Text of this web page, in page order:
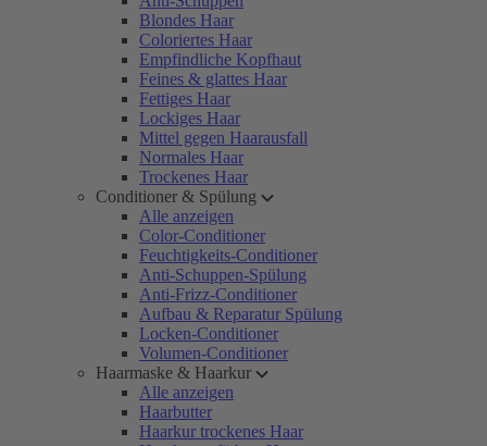
Blondes Haar
Coloriertes Haar
Empfindliche Kopfhaut
Feines & glattes Haar
Fettiges Haar
Lockiges Haar
Mittel gegen Haarausfall
Normales Haar
Trockenes Haar
Conditioner & Spülung
Alle anzeigen
Color-Conditioner
Feuchtigkeits-Conditioner
Anti-Schuppen-Spülung
Anti-Frizz-Conditioner
Aufbau & Reparatur Spülung
Locken-Conditioner
Volumen-Conditioner
Haarmaske & Haarkur
Alle anzeigen
Haarbutter
Haarkur trockenes Haar